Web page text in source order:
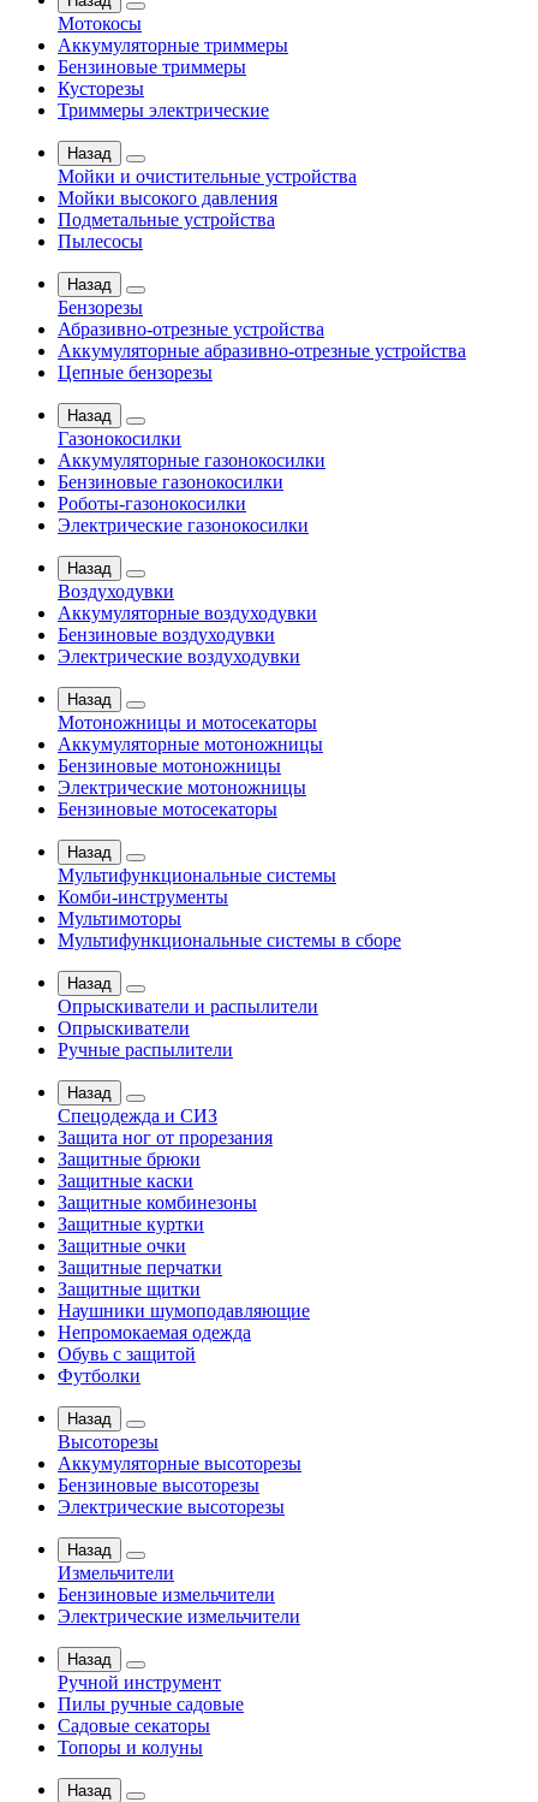
Мотокосы
Аккумуляторные триммеры
Бензиновые триммеры
Кусторезы
Триммеры электрические
Назад
Мойки и очистительные устройства
Мойки высокого давления
Подметальные устройства
Пылесосы
Назад
Бензорезы
Абразивно-отрезные устройства
Аккумуляторные абразивно-отрезные устройства
Цепные бензорезы
Назад
Газонокосилки
Аккумуляторные газонокосилки
Бензиновые газонокосилки
Роботы-газонокосилки
Электрические газонокосилки
Назад
Воздуходувки
Аккумуляторные воздуходувки
Бензиновые воздуходувки
Электрические воздуходувки
Назад
Мотоножницы и мотосекаторы
Аккумуляторные мотоножницы
Бензиновые мотоножницы
Электрические мотоножницы
Бензиновые мотосекаторы
Назад
Мультифункциональные системы
Комби-инструменты
Мультимоторы
Мультифункциональные системы в сборе
Назад
Опрыскиватели и распылители
Опрыскиватели
Ручные распылители
Назад
Спецодежда и СИЗ
Защита ног от прорезания
Защитные брюки
Защитные каски
Защитные комбинезоны
Защитные куртки
Защитные очки
Защитные перчатки
Защитные щитки
Наушники шумоподавляющие
Непромокаемая одежда
Обувь с защитой
Футболки
Назад
Высоторезы
Аккумуляторные высоторезы
Бензиновые высоторезы
Электрические высоторезы
Назад
Измельчители
Бензиновые измельчители
Электрические измельчители
Назад
Ручной инструмент
Пилы ручные садовые
Садовые секаторы
Топоры и колуны
Назад